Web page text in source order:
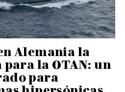
Alemania la
la OTAN: un
para